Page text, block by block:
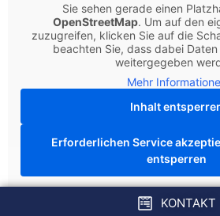
Sie sehen gerade einen
OpenStreetMap. Um auf den
zuzugreifen, klicken Sie auf die
beachten Sie, dass dabei
weitergegeben
Mehr
Inhalt
Erforderlichen Service
entsperren
KONTAKT